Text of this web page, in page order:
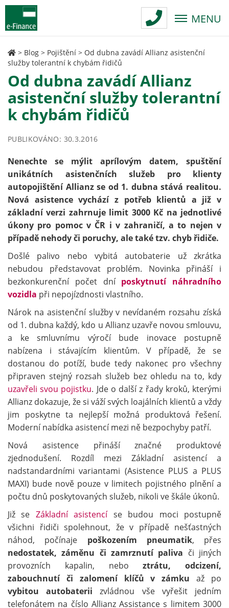
MENU
> Blog > Pojištění > Od dubna zavádí Allianz asistenční
služby tolerantní k chybám řidičů
Od dubna zavádí Allianz
asistenční služby tolerantní
k chybám řidičů
PUBLIKOVÁNO: 30.3.2016
Nenechte se mýlit aprílovým datem, spuštění
unikátních asistenčních služeb pro klienty
autopojištění Allianz se od 1. dubna stává realitou.
Nová asistence vychází z potřeb klientů a již v
základní verzi zahrnuje limit 3000 Kč na jednotlivé
úkony pro pomoc v ČR i v zahraničí, a to nejen v
případě nehody či poruchy, ale také tzv. chyb řidiče.
Došlé palivo nebo vybitá autobaterie už zkrátka
nebudou představovat problém. Novinka přináší i
bezkonkurenční počet dní poskytnutí náhradního
vozidla při nepojízdnosti vlastního.
Nárok na asistenční služby v nevídaném rozsahu získá
od 1. dubna každý, kdo u Allianz uzavře novou smlouvu,
a ke smluvnímu výročí bude inovace postupně
nabízena i stávajícím klientům. V případě, že se
dostanou do potíží, bude tedy nakonec pro všechny
připraven stejný rozsah služeb bez ohledu na to, kdy
uzavřeli svou pojistku. Jde o další z řady kroků, kterými
Allianz dokazuje, že si váží svých loajálních klientů a vždy
jim poskytne ta nejlepší možná produktová řešení.
Moderní nabídka asistencí mezi ně bezpochyby patří.
Nová asistence přináší značné produktové
zjednodušení. Rozdíl mezi Základní asistencí a
nadstandardními variantami (Asistence PLUS a PLUS
MAXI) bude nově pouze v limitech pojistného plnění a
počtu dnů poskytovaných služeb, nikoli ve škále úkonů.
Již se Základní asistencíse budou moci postupně
všichni řidiči spolehnout, že v případě nešťastných
náhod, počínaje poškozením pneumatik, přes
nedostatek, záměnu či zamrznutí paliva či jiných
provozních kapalin, neboztrátu, odcizení,
zabouchnutí či zalomení klíčů v zámku až po
vybitou autobaterii zvládnou vše vyřešit jedním
telefonátem na číslo Allianz Assistance s limitem 3000